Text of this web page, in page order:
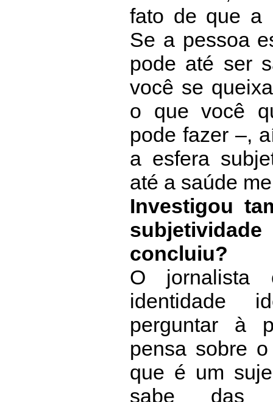
fato de que a
Se a pessoa
pode até ser
você se
o que você
pode fazer –,
a esfera
até a saúde
Investigou
concluiu?
O jornalista
identidade
perguntar à
pensa sobre
que é um
sabe das